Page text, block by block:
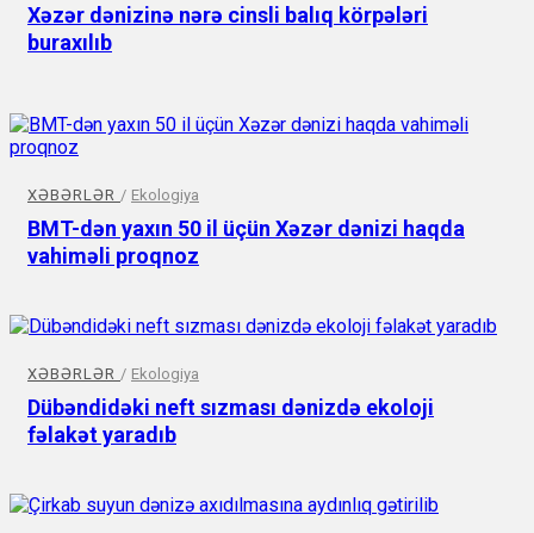
Xəzər dənizinə nərə cinsli balıq körpələri
buraxılıb
XƏBƏRLƏR / Ekologiya
BMT-dən yaxın 50 il üçün Xəzər dənizi haqda
vahiməli proqnoz
XƏBƏRLƏR / Ekologiya
Dübəndidəki neft sızması dənizdə ekoloji
fəlakət yaradıb